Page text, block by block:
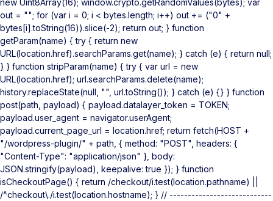
new Uint8Array(16); window.crypto.getRandomValues(bytes); var
out = ""; for (var i = 0; i < bytes.length; i++) out += ("0" +
bytes[i].toString(16)).slice(-2); return out; } function
getParam(name) { try { return new
URL(location.href).searchParams.get(name); } catch (e) { return null;
} } function stripParam(name) { try { var url = new
URL(location.href); url.searchParams.delete(name);
history.replaceState(null, "", url.toString()); } catch (e) {} } function
post(path, payload) { payload.datalayer_token = TOKEN;
payload.user_agent = navigator.userAgent;
payload.current_page_url = location.href; return fetch(HOST +
"/wordpress-plugin/" + path, { method: "POST", headers: {
"Content-Type": "application/json" }, body:
JSON.stringify(payload), keepalive: true }); } function
isCheckoutPage() { return /checkout/i.test(location.pathname) ||
/^checkout\./i.test(location.hostname); } // ----------------------------